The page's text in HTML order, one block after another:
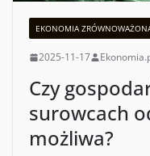
EKONOMIA
2025-11-17
Czy
surowcach
możliwa?